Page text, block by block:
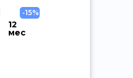
12
мес
-15%